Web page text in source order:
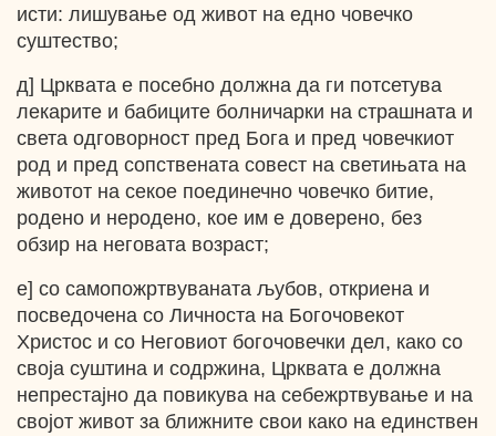
исти: лишување од живот на едно човечко
суштество;
д] Црквата е посебно должна да ги потсетува
лекарите и бабиците болничарки на страшната и
света одговорност пред Бога и пред човечкиот
род и пред сопствената совест на светињата на
животот на секое поединечно човечко битие,
родено и неродено, кое им е доверено, без
обзир на неговата возраст;
е] со самопожртвуваната љубов, откриена и
посведочена со Личноста на Богочовекот
Христос и со Неговиот богочовечки дел, како со
своја суштина и содржина, Црквата е должна
непрестајно да повикува на себежртвување и на
својот живот за ближните свои како на единствен